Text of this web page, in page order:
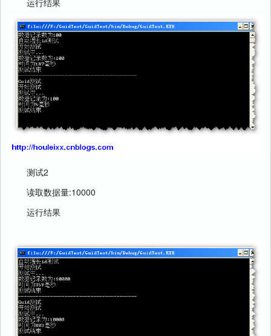
运行结果
测试2
读取数据量:10000
运行结果